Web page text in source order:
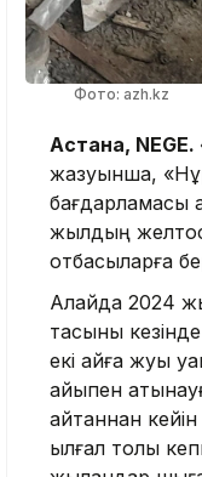
Фото: azh.kz
Астана, NEGE.
жазуынша,
бағдарламасы
жылдың
отбасыларға
Алайда 2024
тасқыны
екі айға жуық
қайықпен
қайтқаннан
ылғал толық